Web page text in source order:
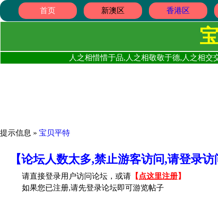
首页 新澳区 香港区
人之相惜惜于品,人之相敬敬于德,人之相
提示信息 » 宝贝平特
【论坛人数太多,禁止游客访问,请登录
请直接登录用户访问论坛，或请 【 点这里注册】
如果您已注册,请先登录论坛即可游览帖子